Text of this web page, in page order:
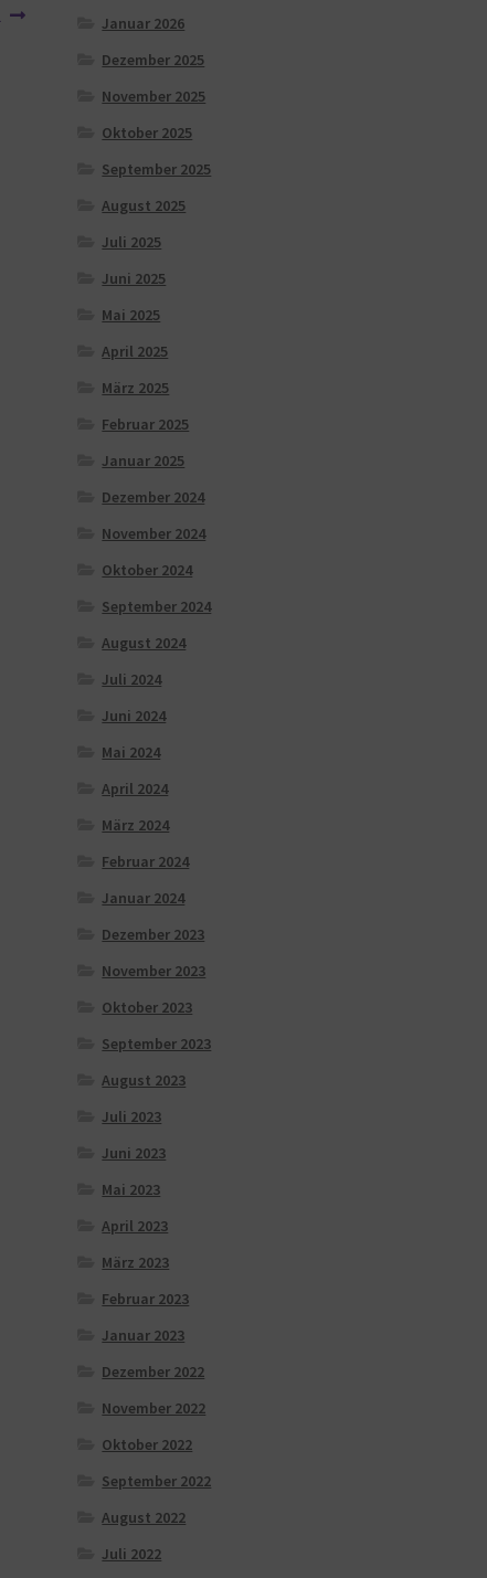
Januar 2026
Dezember 2025
November 2025
Oktober 2025
September 2025
August 2025
Juli 2025
Juni 2025
Mai 2025
April 2025
März 2025
Februar 2025
Januar 2025
Dezember 2024
November 2024
Oktober 2024
September 2024
August 2024
Juli 2024
Juni 2024
Mai 2024
April 2024
März 2024
Februar 2024
Januar 2024
Dezember 2023
November 2023
Oktober 2023
September 2023
August 2023
Juli 2023
Juni 2023
Mai 2023
April 2023
März 2023
Februar 2023
Januar 2023
Dezember 2022
November 2022
Oktober 2022
September 2022
August 2022
Juli 2022